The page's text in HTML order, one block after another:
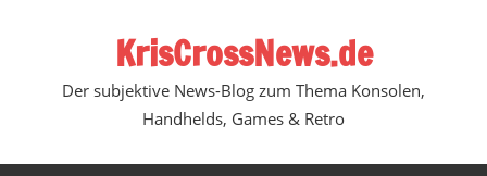
KrisCrossNews.de
Der subjektive News-Blog zum Thema Konsolen,
Handhelds, Games & Retro